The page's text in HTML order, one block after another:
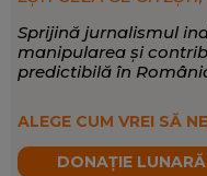
Sprijină jurnalismul
manipularea și
predictibilă în
ALEGE CUM VREI SĂ
DONAȚIE LUNARĂ